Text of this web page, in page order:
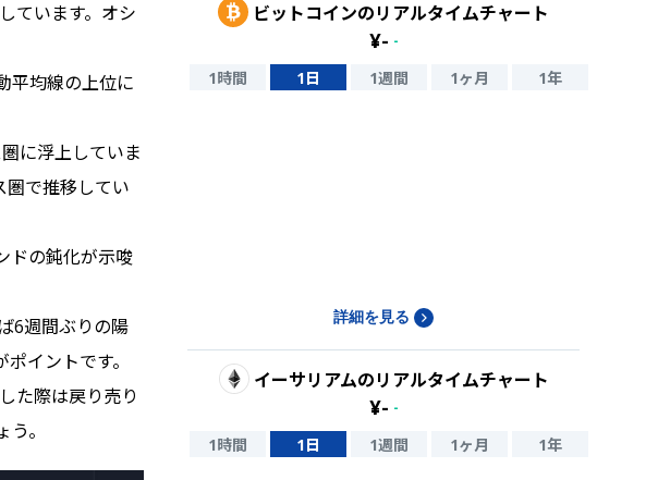
ています。オシ
平均線の上位に
に浮上していま
圏で推移してい
ドの鈍化が示唆
6週間ぶりの陽
イントです。
た際は戻り売り
。
ビットコインのリアルタイムチャート
¥- -
1時間 1日 1週間 1ヶ月 1年
詳細を見る
イーサリアムのリアルタイムチャート
¥- -
1時間 1日 1週間 1ヶ月 1年